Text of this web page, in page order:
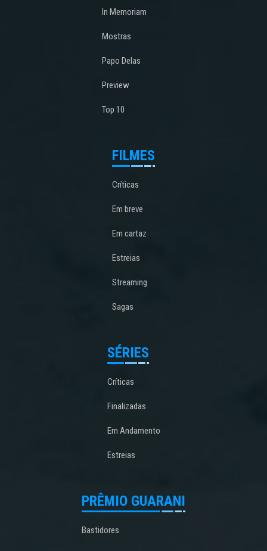
In Memoriam
Mostras
Papo Delas
Preview
Top 10
FILMES
Críticas
Em breve
Em cartaz
Estreias
Streaming
Sagas
SÉRIES
Críticas
Finalizadas
Em Andamento
Estreias
PRÊMIO GUARANI
Bastidores